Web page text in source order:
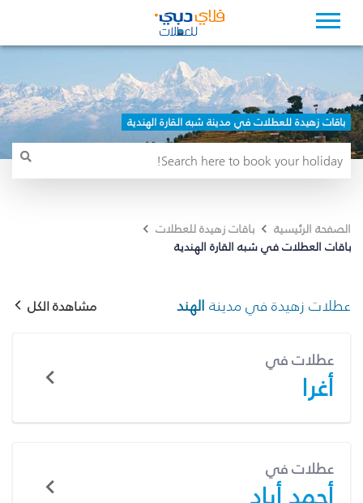
باقات زهيدة للعطلات في مدينة شبه القارة الهندية
الصفحة الرئيسية
باقات زهيدة للعطلات
باقات العطلات في شبه القارة الهندية
عطلات زهيدة في مدينة الهند مشاهدة الكل
عطلات في
أغرا
عطلات في